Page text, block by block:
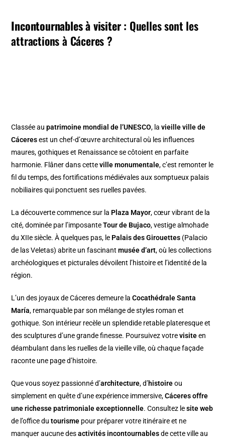
Incontournables à visiter : Quelles sont les
attractions à Cáceres ?
Classée aupatrimoine mondial de l’UNESCO, lavieille ville de
Cáceresest un chef-d’œuvre architectural où les influences
maures, gothiques et Renaissance se côtoient en parfaite
harmonie. Flâner dans cetteville monumentale, c’est remonter le
fil du temps, des fortifications médiévales aux somptueux palais
nobiliaires qui ponctuent ses ruelles pavées.
La découverte commence sur la Plaza Mayor, cœur vibrant de la
cité, dominée par l’imposanteTour de Bujaco, vestige almohade
du XIIe siècle. À quelques pas, le Palais des Girouettes (Palacio
de las Veletas) abrite un fascinantmusée d’art, où les collections
archéologiques et picturales dévoilent l’histoire et l’identité de la
région.
L’un des joyaux de Cáceres demeure laCocathédrale Santa
María, remarquable par son mélange de styles roman et
gothique. Son intérieur recèle un splendide retable plateresque et
des sculptures d’une grande finesse. Poursuivez votrevisiteen
déambulant dans les ruelles de la vieille ville, où chaque façade
raconte une page d’histoire.
Que vous soyez passionné d’architecture, d’histoireou
simplement en quête d’une expérience immersive,Cáceres offre
une richesse patrimoniale exceptionnelle. Consultez lesite web
de l’office dutourisme pour préparer votre itinéraire et ne
manquer aucune desactivités incontournablesde cette ville au